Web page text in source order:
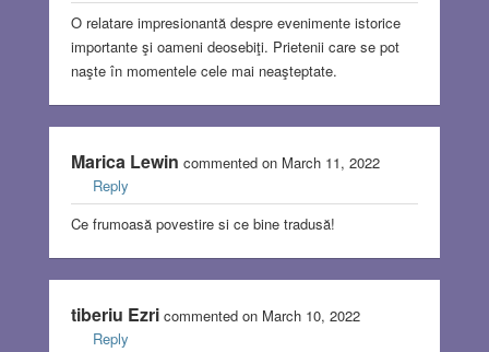
O relatare impresionantă despre evenimente istorice
importante şi oameni deosebiţi. Prietenii care se pot
naşte în momentele cele mai neaşteptate.
Marica Lewin commented on March 11, 2022
Reply
Ce frumoasă povestire si ce bine tradusă!
tiberiu Ezricommented on March 10, 2022
Reply